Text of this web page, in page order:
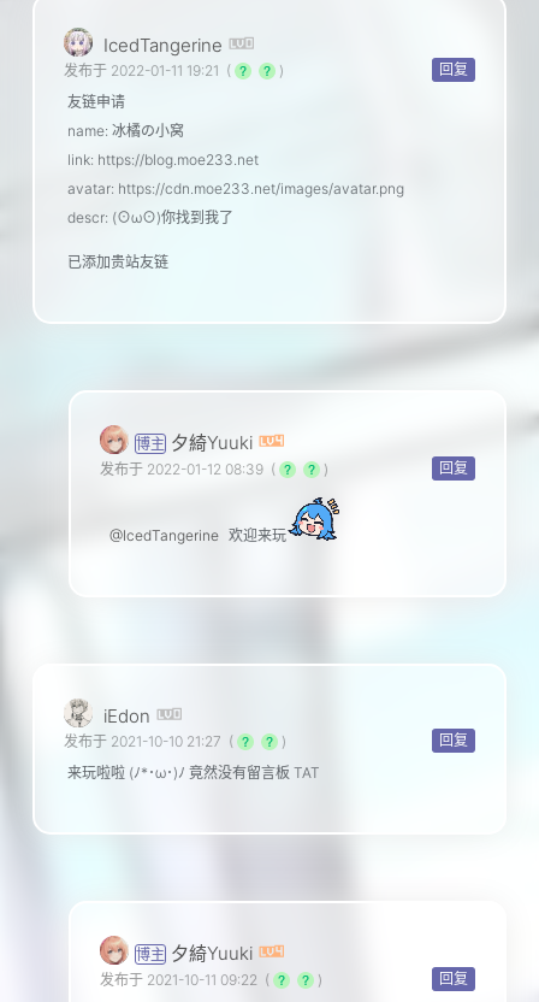
IcedTangerine
回复
发布于 2022-01-11 19:21 (
)
友链申请
name: 冰橘の小窝
link: https://blog.moe233.net
avatar: https://cdn.moe233.net/images/avatar.png
descr: (⊙ω⊙)你找到我了
已添加贵站友链
博主 夕綺Yuuki
回复
发布于 2022-01-12 08:39 ( )
@IcedTangerine 欢迎来玩
iEdon
回复
发布于 2021-10-10 21:27 (
)
来玩啦啦 (ﾉ*･ω･)ﾉ 竟然没有留言板 TAT
博主 夕綺Yuuki
回复
发布于 2021-10-11 09:22 ( )